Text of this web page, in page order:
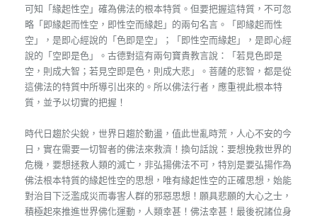
可知「緣起性空」確為佛法的根本特質。但要把握這特質，不可忽
略「即緣起而性空，即性空而緣起」的兩句名言。「即緣起而性
空」，是即心經說的「色即是空」；「即性空而緣起」，是即心經
說的「空即是色」。古德對這有兩句寶貴教言說：「若見色即是
空，則成大智；若見空即是色，則成大悲」。菩薩的悲智，都是從
這佛法的特質中所導引出來的。所以佛法行者，應重視此根本特
質，並予以切實的把握！
時代日趨於尖銳，世界日趨於動盪，值此世亂時荒，人心不安的今
日，實在需要一切智者的佛法來救濟！換句話說：要想挽救世界的
危機，要想拯救人類的滅亡，非弘揚佛法不可，特別是要弘揚作為
佛法根本特質的緣起性空的思想，唯有緣起性空的正確思想，始能
對治目下泛濫成災而毒害人群的邪惡思想！願具悲願的大心之士，
積極起來推進世界佛化運動，人類幸甚！佛法幸甚！最後祝諸位身